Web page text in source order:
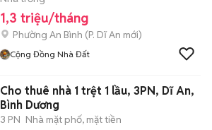
1,3 triệu/tháng
Phường An Bình (P. Dĩ An mới)
Cộng Đồng Nhà Đất
Cho thuê nhà 1 trệt 1 lầu, 3PN, Dĩ An,
Bình Dương
3 PN Nhà mặt phố, mặt tiền